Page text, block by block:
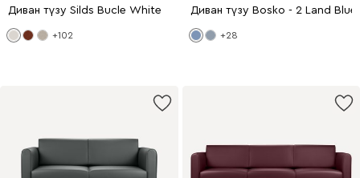
Диван түзу Silds Bucle White
+102
Диван түзу Bosko - 2 Land Blue
+28